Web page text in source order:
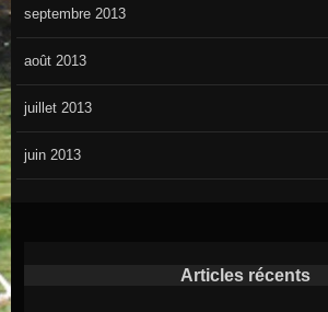
septembre 2013
août 2013
juillet 2013
juin 2013
Articles récents